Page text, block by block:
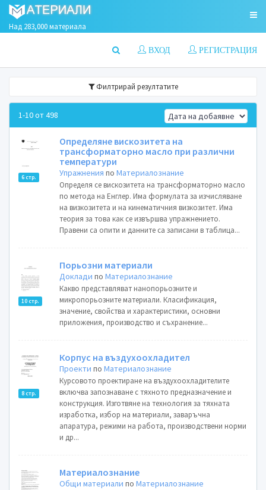
Над 283,000 материала
РЕГИСТРАЦИЯ
ВХОД
Филтрирай резултатите
1-10 от 498
6 стр.
Определяне вискозитета на
трансформаторно масло при различни
температури
Упражнения поМатериалознание
Определя се вискозитета на трансформаторно масло
по метода на Енглер. Има формулата за изчисляване
на визкозитета и на кинематичния визкозитет. Има
теория за това как се извършва упражнението.
Правени са опити и данните са записани в таблица...
10 стр.
Порьозни материали
Доклади поМатериалознание
Какво представляват нанопорьозните и
микропорьозните материали. Класификация,
значение, свойства и характеристики, основни
приложения, производство и съхранение...
8 стр.
Корпус на въздухоохладител
Проекти поМатериалознание
Курсовото проектиране на въздухоохладителите
включва запознаване с тяхното предназначение и
конструкция. Изготвяне на технология за тяхната
изработка, избор на материали, заваръчна
апаратура, режими на работа, производствени норми
и др...
Материалознание
Общи материали поМатериалознание